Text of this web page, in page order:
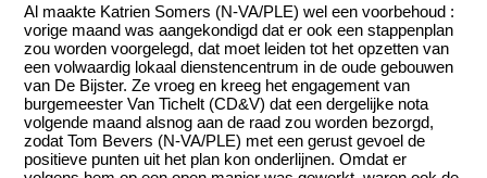
Al maakte Katrien Somers (N-VA/PLE) wel een voorbehoud :
vorige maand was aangekondigd dat er ook een stappenplan
zou worden voorgelegd, dat moet leiden tot het opzetten van
een volwaardig lokaal dienstencentrum in de oude gebouwen
van De Bijster. Ze vroeg en kreeg het engagement van
burgemeester Van Tichelt (CD&V) dat een dergelijke nota
volgende maand alsnog aan de raad zou worden bezorgd,
zodat Tom Bevers (N-VA/PLE) met een gerust gevoel de
positieve punten uit het plan kon onderlijnen. Omdat er